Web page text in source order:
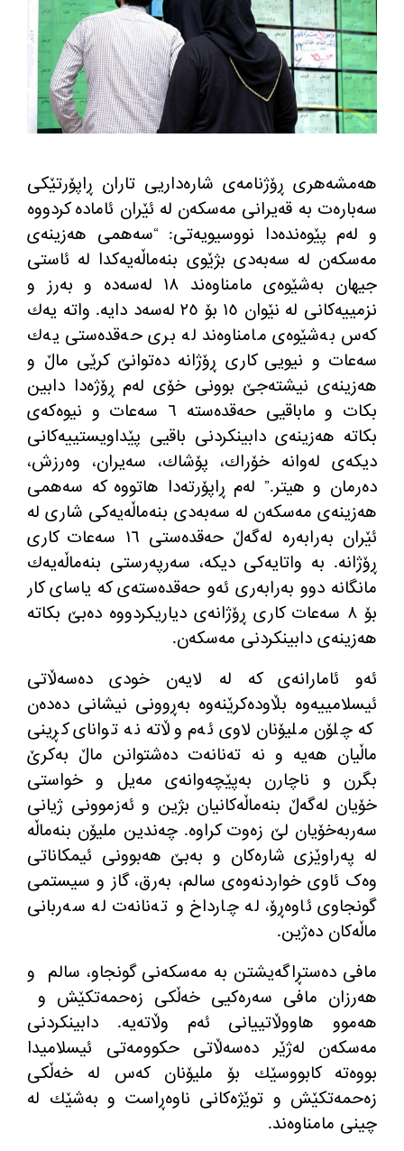
هه‌مشه‌هری ڕۆژنامه‌ی شاره‌داریی تاران ڕاپۆرتێكی
سه‌باره‌ت به‌ قه‌یرانی مه‌سكه‌ن له‌ ئێران ئاماده‌ كردووه‌
و له‌م پێوه‌نده‌دا نووسیویه‌تی: “سه‌همی هه‌زینه‌ی
مه‌سكه‌ن له‌ سه‌به‌دی بژێوی بنه‌ماڵه‌یه‌كدا له‌ ئاستی
جیهان به‌شێوه‌ی مامناوه‌ند ١٨ له‌سه‌ده‌ و به‌رز و
نزمییه‌كانی له‌ نێوان ١٥ بۆ ٢٥ له‌سه‌د دایه‌. واته‌ یه‌ك
كه‌س به‌شێوه‌ی مامناوه‌ند له‌ بری حه‌قده‌ستی یه‌ك
سه‌عات و نیویی كاری ڕۆژانه‌ ده‌توانێ كرێی ماڵ و
هه‌زینه‌ی نیشته‌جێ بوونی خۆی له‌م ڕۆژه‌دا دابین
بكات و ماباقیی حه‌قده‌سته‌ ٦ سه‌عات و نیوه‌كه‌ی
بكاته‌ هه‌زینه‌ی دابینكردنی باقیی پێداویستییه‌كانی
دیكه‌ی له‌وانه‌ خۆراك، پۆشاك، سه‌یران، وه‌رزش،
ده‌رمان و هیتر.” له‌م ڕاپۆرته‌دا هاتووه‌ كه‌ سه‌همی
هه‌زینه‌ی مه‌سكه‌ن له‌ سه‌به‌دی بنه‌ماڵه‌یه‌كی شاری له‌
ئێران به‌رابه‌ره‌ له‌گه‌ڵ حه‌قده‌ستی ١٦ سه‌عات كاری
ڕۆژانه‌. به‌ واتایه‌كی دیكه‌، سه‌رپه‌رستی بنه‌ماڵه‌یه‌ك
مانگانه‌ دوو به‌رابه‌ری ئه‌و حه‌قده‌سته‌ی كه‌ یاسای كار
بۆ ٨ سه‌عات كاری ڕۆژانه‌ی دیاریكردووه‌ ده‌بێ بكاته‌
هه‌زینه‌ی دابینكردنی مه‌سكه‌ن.
ئەو ئامارانەی کە لە لایەن خودی دەسەڵاتی
ئیسلامییەوە بڵاودەکرێنەوە بەڕوونی نیشانی دەدەن
کە چلۆن ملیۆنان لاوی ئەم وڵاتە نە توانای کڕینی
ماڵیان هەیە و نە تەنانەت دەشتوانن ماڵ بەکرێ
بگرن و ناچارن بەپێچەوانەی مەیل و خواستی
خۆیان لەگەڵ بنەماڵەکانیان بژین و ئەزموونی ژیانی
سەربەخۆیان لێ زەوت کراوە. چەندین ملیۆن بنەماڵە
لە پەراوێزی شارەکان و بەبێ هەبوونی ئیمکاناتی
وەک ئاوی خواردنەوەی سالم، بەرق، گاز و سیستمی
گونجاوی ئاوەڕۆ، لە چارداخ و تەنانەت لە سەربانی
ماڵەکان دەژین.
مافی ده‌ستڕاگه‌یشتن به‌ مه‌سكه‌نی گونجاو، سالم و
هه‌رزان مافی سه‌ره‌كیی خه‌ڵكی زه‌حمه‌تكێش و
هه‌موو هاووڵاتییانی ئه‌م وڵاته‌یه‌. دابینكردنی
مه‌سكه‌ن له‌ژێر ده‌سه‌ڵاتی حكوومه‌تی ئیسلامیدا
بووه‌ته‌ كابووسێك بۆ ملیۆنان كه‌س له‌ خه‌ڵكی
زه‌حمه‌تكێش و توێژه‌كانی ناوه‌ڕاست و به‌شێك له‌
چینی مامناوه‌ند.